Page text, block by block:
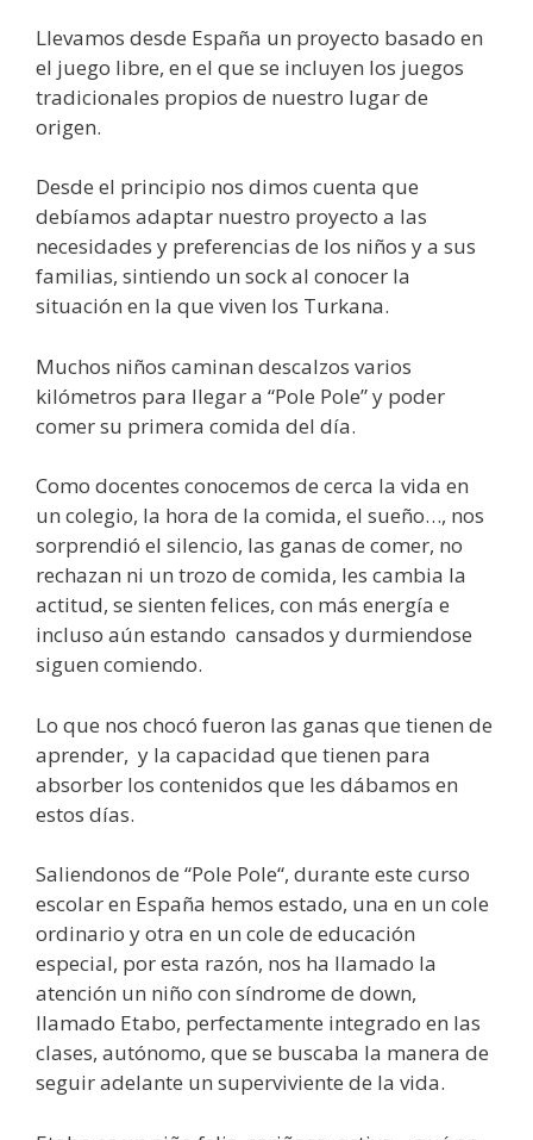
Llevamos desde España un proyecto basado en
el juego libre, en el que se incluyen los juegos
tradicionales propios de nuestro lugar de
origen.
Desde el principio nos dimos cuenta que
debíamos adaptar nuestro proyecto a las
necesidades y preferencias de los niños y a sus
familias, sintiendo un sock al conocer la
situación en la que viven los Turkana.
Muchos niños caminan descalzos varios
kilómetros para llegar a “Pole Pole” y poder
comer su primera comida del día.
Como docentes conocemos de cerca la vida en
un colegio, la hora de la comida, el sueño…, nos
sorprendió el silencio, las ganas de comer, no
rechazan ni un trozo de comida, les cambia la
actitud, se sienten felices, con más energía e
incluso aún estando cansados y durmiendose
siguen comiendo.
Lo que nos chocó fueron las ganas que tienen de
aprender, y la capacidad que tienen para
absorber los contenidos que les dábamos en
estos días.
Saliendonos de “Pole Pole“, durante este curso
escolar en España hemos estado, una en un cole
ordinario y otra en un cole de educación
especial, por esta razón, nos ha llamado la
atención un niño con síndrome de down,
llamado Etabo, perfectamente integrado en las
clases, autónomo, que se buscaba la manera de
seguir adelante un superviviente de la vida.